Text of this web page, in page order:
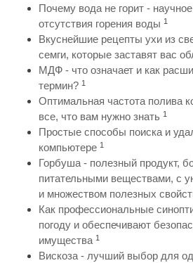
Почему вода не горит -
отсутствия горения воды 1
Вкуснейшие рецепты ухи из
семги, которые заставят вас
МДФ - что означает и как
термин? 1
Оптимальная частота полива
все, что вам нужно знать 1
Простые способы поиска и
компьютере 1
Горбуша - полезный продукт,
питательными веществами, с
и множеством полезных
Как профессиональные
погоду и обеспечивают
имущества 1
Вискоза - лучший выбор для